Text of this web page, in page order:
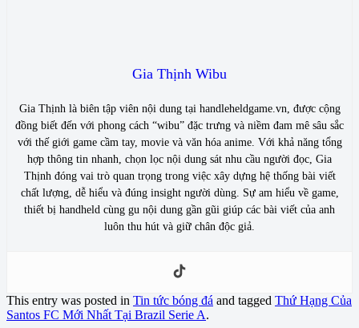
Gia Thịnh Wibu
Gia Thịnh là biên tập viên nội dung tại handleheldgame.vn, được cộng
đồng biết đến với phong cách “wibu” đặc trưng và niềm đam mê sâu sắc
với thế giới game cầm tay, movie và văn hóa anime. Với khả năng tổng
hợp thông tin nhanh, chọn lọc nội dung sát nhu cầu người đọc, Gia
Thịnh đóng vai trò quan trọng trong việc xây dựng hệ thống bài viết
chất lượng, dễ hiểu và đúng insight người dùng. Sự am hiểu về game,
thiết bị handheld cùng gu nội dung gần gũi giúp các bài viết của anh
luôn thu hút và giữ chân độc giả.
This entry was posted in Tin tức bóng đá and tagged Thứ Hạng Của
Santos FC Mới Nhất Tại Brazil Serie A.